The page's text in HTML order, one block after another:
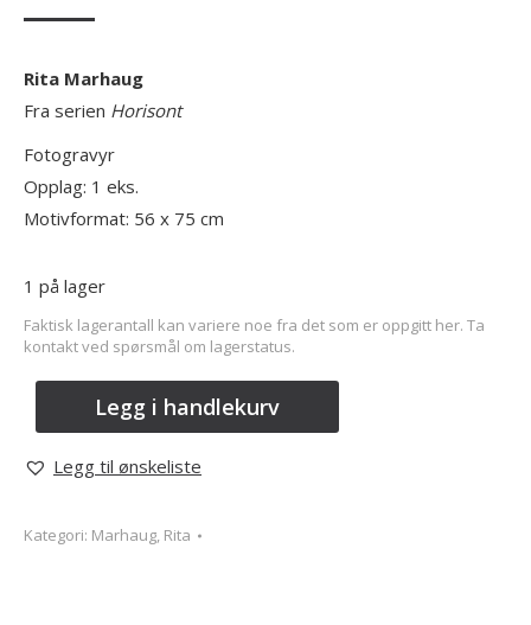
Rita Marhaug
Fra serien Horisont
Fotogravyr
Opplag: 1 eks.
Motivformat: 56 x 75 cm
1 på lager
Faktisk lagerantall kan variere noe fra det som er oppgitt her. Ta
kontakt ved spørsmål om lagerstatus.
Legg i handlekurv
Legg til ønskeliste
Kategori: Marhaug, Rita